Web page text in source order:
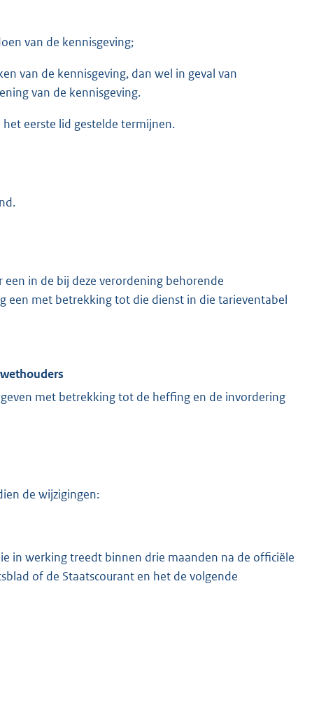
van de kennisgeving;
van de kennisgeving, dan wel in geval van
van de kennisgeving.
eerste lid gestelde termijnen.
in de bij deze verordening behorende
een met betrekking tot die dienst in die tarieventabel
met betrekking tot de heffing en de invordering
de wijzigingen:
in werking treedt binnen drie maanden na de officiële
of de Staatscourant en het de volgende